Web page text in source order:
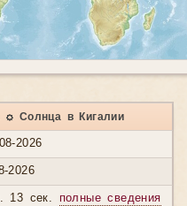
☼ Солнца в Кигалии
2026
2026
13 сек. полные сведения